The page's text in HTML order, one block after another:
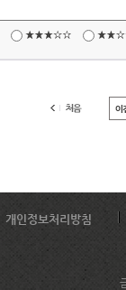
개인정보처리방침